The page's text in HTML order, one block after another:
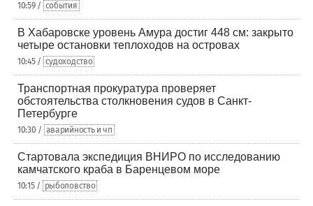
10:59 / события
В Хабаровске уровень Амура достиг 448 см: закрыто
четыре остановки теплоходов на островах
10:45 / судоходство
Транспортная прокуратура проверяет
обстоятельства столкновения судов в Санкт-
Петербурге
10:30 / аварийность и чп
Стартовала экспедиция ВНИРО по исследованию
камчатского краба в Баренцевом море
10:15 / рыболовство